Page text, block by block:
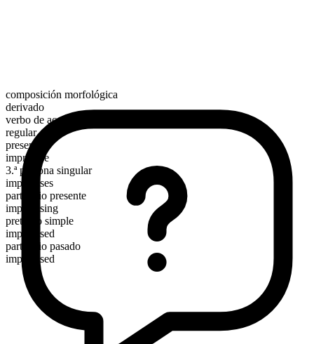
composición morfológica
derivado
verbo de acción
regular
presente
improvise
3.ª persona singular
improvises
participio presente
improvising
pretérito simple
improvised
participio pasado
improvised